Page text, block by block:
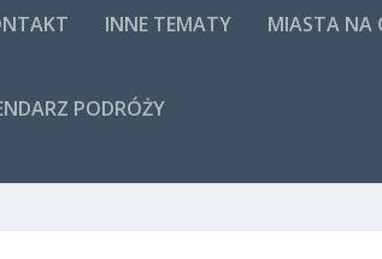
INNE TEMATY MIASTA NA
PODRÓŻY